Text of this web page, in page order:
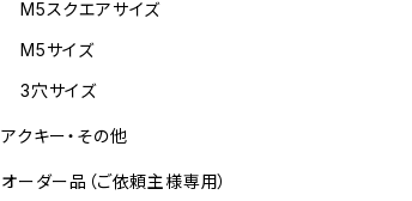
M5スクエアサイズ
M5サイズ
3穴サイズ
アクキー・その他
オーダー品（ご依頼主様専用）